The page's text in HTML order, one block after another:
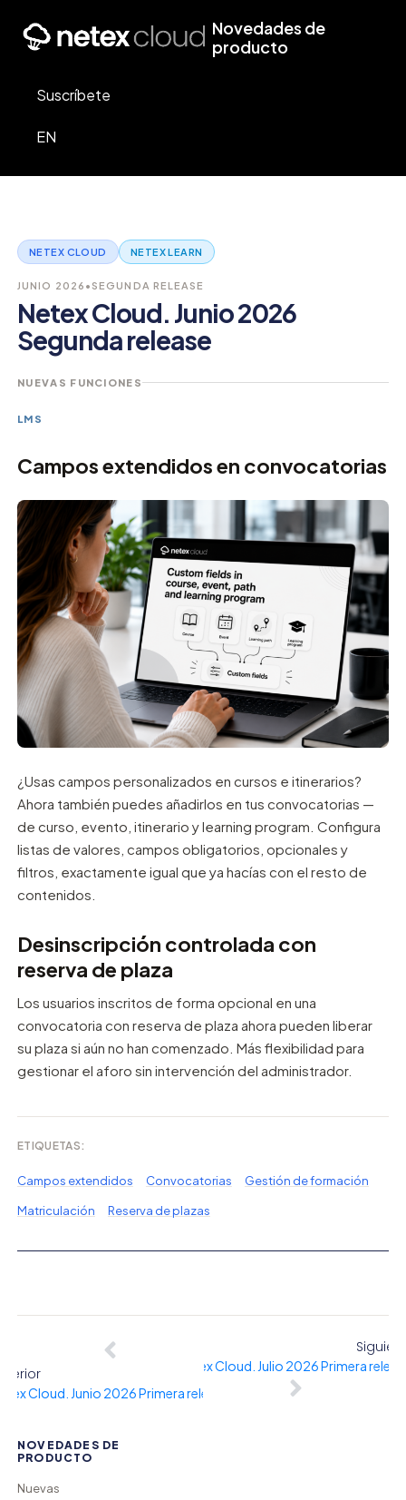
Novedades de
producto
Suscríbete
EN
NETEX CLOUD NETEX LEARN
JUNIO 2026 • SEGUNDA RELEASE
Netex Cloud. Junio 2026
Segunda release
NUEVAS FUNCIONES
LMS
Campos extendidos en convocatorias
¿Usas campos personalizados en cursos e itinerarios?
Ahora también puedes añadirlos en tus convocatorias —
de curso, evento, itinerario y learning program. Configura
listas de valores, campos obligatorios, opcionales y
filtros, exactamente igual que ya hacías con el resto de
contenidos.
Desinscripción controlada con
reserva de plaza
Los usuarios inscritos de forma opcional en una
convocatoria con reserva de plaza ahora pueden liberar
su plaza si aún no han comenzado. Más flexibilidad para
gestionar el aforo sin intervención del administrador.
ETIQUETAS:
Campos extendidos Convocatorias Gestión de formación
Matriculación Reserva de plazas
Cloud. Junio 2026 Primera release
Netex Cloud. Julio 2026 Primera
NOVEDADES DE
PRODUCTO
Nuevas